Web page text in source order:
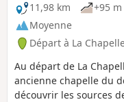
11,98 km
+95 m
Moyenne
Départ à La
Au départ de La
ancienne chapelle du
découvrir les sources